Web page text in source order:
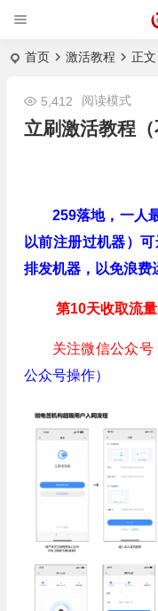
首页 激活教程 正文
立刷激活教程（
5,412 阅读模式
259落地，一人
以前注册过机器）
排发机器，以免浪费
第10天收取流
关注微信公众
公众号操作）